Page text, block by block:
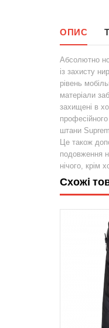
ОПИС
Абсолютно
із захисту
рівень
матеріали
захищені в
штани
Це також
подовження
нічого, крім
Схожі